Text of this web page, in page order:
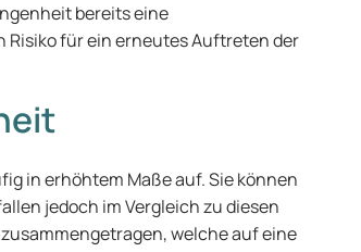
bereits eine
für ein erneutes Auftreten der
in erhöhtem Maße auf. Sie können
jedoch im Vergleich zu diesen
welche auf eine